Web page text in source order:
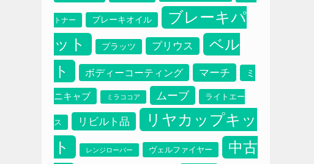
ブレーキオイル ブレーキパット プラッツ
トナー ブレーキオイル
ブレーキパ
ット
プラッツ プリウス
ベル
ト
ボディーコーティング マーチ ミ
ニキャブ ミラココア ムーブ ライトエー
ス リビルト品
リヤカップキッ
ト
レンジローバー ヴェルファイヤー
中古